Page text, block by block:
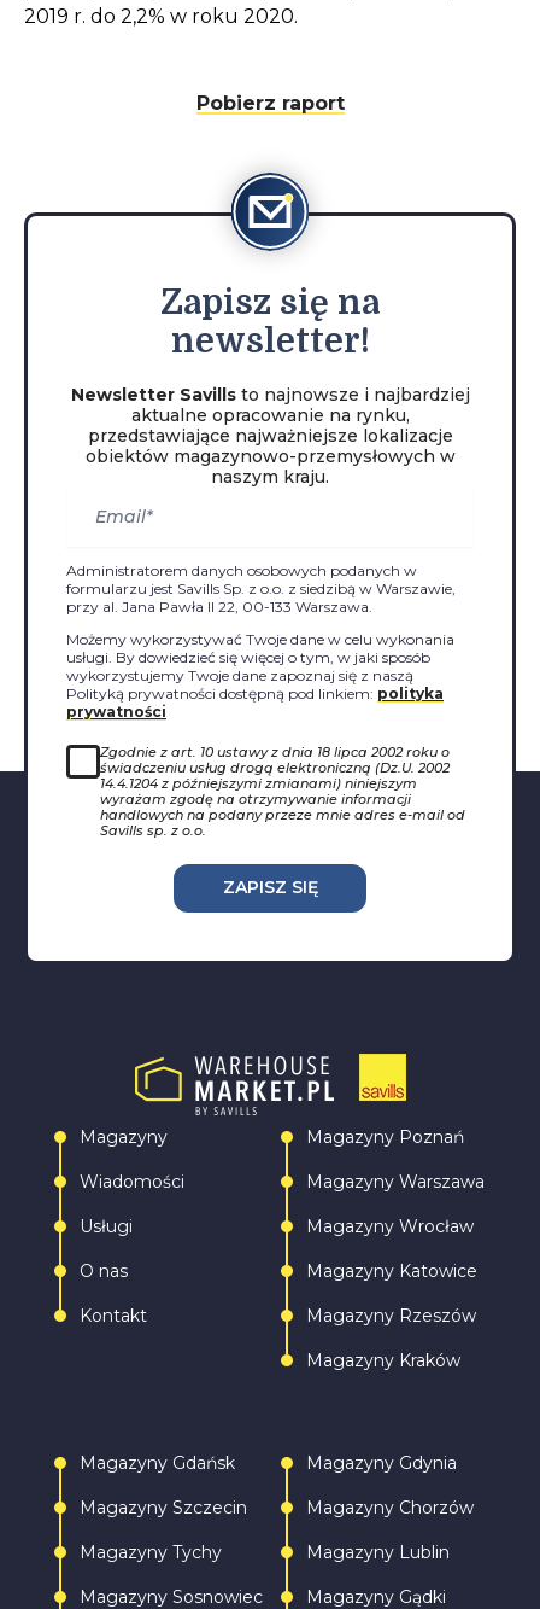
2019 r. do 2,2% w roku 2020.
Pobierz raport
Zapisz się na
newsletter!
Newsletter Savillsto najnowsze i najbardziej
aktualne opracowanie na rynku,
przedstawiające najważniejsze lokalizacje
obiektów magazynowo-przemysłowych w
naszym kraju.
Administratorem danych osobowych podanych w
formularzu jest Savills Sp. z o.o. z siedzibą w Warszawie,
przy al. Jana Pawła II 22, 00-133 Warszawa.
Możemy wykorzystywać Twoje dane w celu wykonania
usługi. By dowiedzieć się więcej o tym, w jaki sposób
wykorzystujemy Twoje dane zapoznaj się z naszą
Polityką prywatności dostępną pod linkiem: polityka
prywatności
Zgodnie z art. 10 ustawy z dnia 18 lipca 2002 roku o
świadczeniu usług drogą elektroniczną (Dz.U. 2002
14.4.1204 z późniejszymi zmianami) niniejszym
wyrażam zgodę na otrzymywanie informacji
handlowych na podany przeze mnie adres e-mail od
Savills sp. z o.o.
ZAPISZ SIĘ
Magazyny
Wiadomości
Usługi
O nas
Kontakt
Magazyny Poznań
Magazyny Warszawa
Magazyny Wrocław
Magazyny Katowice
Magazyny Rzeszów
Magazyny Kraków
Magazyny Gdańsk
Magazyny Szczecin
Magazyny Tychy
Magazyny Sosnowiec
Magazyny Gdynia
Magazyny Chorzów
Magazyny Lublin
Magazyny Gądki